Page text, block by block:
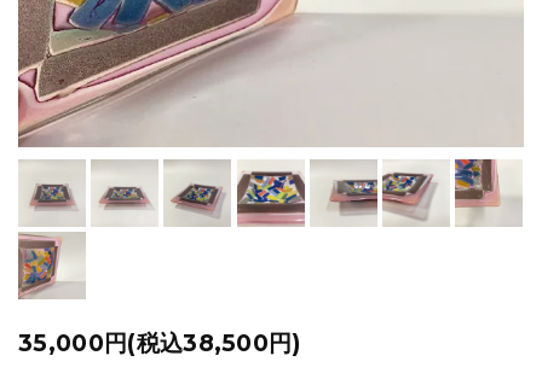
35,000円(税込38,500円)